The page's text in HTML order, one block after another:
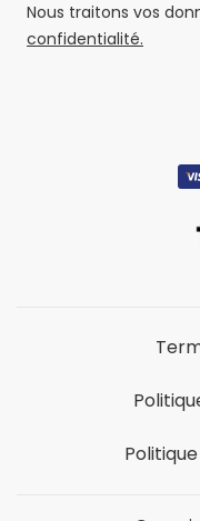
Nous traitons vos
confidentialité.